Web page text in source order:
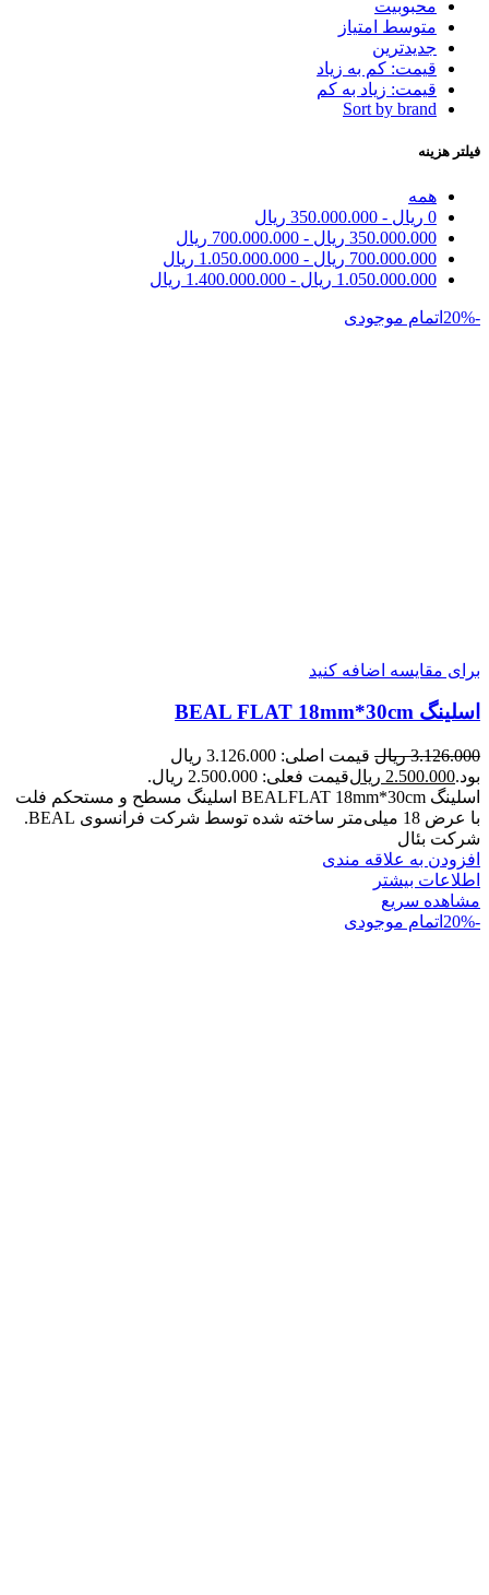
محبوبیت
متوسط امتیاز
جدیدترین
قیمت: کم به زیاد
قیمت: زیاد به کم
Sort by brand
فیلتر هزینه
همه
0 ریال -
350.000.000 ریال
350.000.000 ریال -
700.000.000 ریال
700.000.000 ریال -
1.050.000.000 ریال
1.050.000.000 ریال -
1.400.000.000 ریال
-20% اتمام موجودی
برای مقایسه اضافه کنید
اسلینگ BEAL FLAT 18mm*30cm
3.126.000 ریال
قیمت اصلی: 3.126.000 ریال
بود.2.500.000 ریالقیمت فعلی: 2.500.000 ریال.
اسلینگ BEALFLAT 18mm*30cm اسلینگ مسطح و مستحکم فلت
با عرض 18 میلی‌متر ساخته شده توسط شرکت فرانسوی BEAL.
شرکت بئال
افزودن به علاقه مندی
اطلاعات بیشتر
مشاهده سریع
-20%
اتمام موجودی